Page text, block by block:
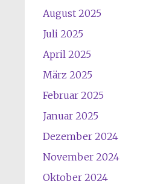
August 2025
Juli 2025
April 2025
März 2025
Februar 2025
Januar 2025
Dezember 2024
November 2024
Oktober 2024